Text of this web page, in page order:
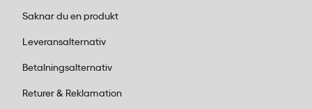
MUSTANG Plancha grillverktygsset innehåller 7
delar: två grillspatlar för att vända och hantera mat
den plana ytan ren, två äggformar för tillagning av
Saknar du en produkt
Leveransalternativ
Betalningsalternativ
Returer & Reklamation